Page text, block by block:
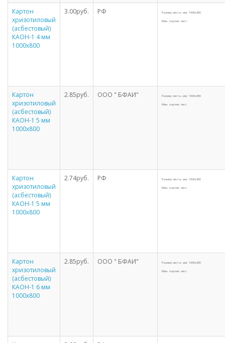
Картон
хризотиловый
(асбестовый)
КАОН-1 4 мм
1000х800
3.00руб. РФ Размер листа, мм: 1000х800
Мин. партия: лист
Картон
хризотиловый
(асбестовый)
КАОН-1 5 мм
1000х800
2.85руб. ООО " БФАИ" Размер листа, мм: 1000х800
Мин. партия: лист
Картон
хризотиловый
(асбестовый)
КАОН-1 5 мм
1000х800
2.74руб. РФ Размер листа, мм: 1000х800
Мин. партия: лист
Картон
хризотиловый
(асбестовый)
КАОН-1 6 мм
1000х800
2.85руб. ООО " БФАИ" Размер листа, мм: 1000х800
Мин. партия: лист